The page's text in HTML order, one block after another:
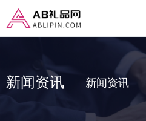
新闻资讯 新闻资讯